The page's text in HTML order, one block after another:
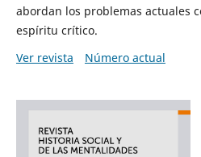
abordan los problemas actuales
espíritu crítico.
Ver revista
Número actual